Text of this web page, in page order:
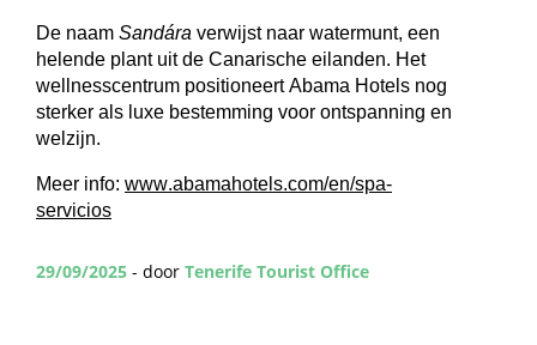
De naam Sandára verwijst naar watermunt, een
helende plant uit de Canarische eilanden. Het
wellnesscentrum positioneert Abama Hotels nog
sterker als luxe bestemming voor ontspanning en
welzijn.
Meer info: www.abamahotels.com/en/spa-
servicios
29/09/2025 - door Tenerife Tourist Office